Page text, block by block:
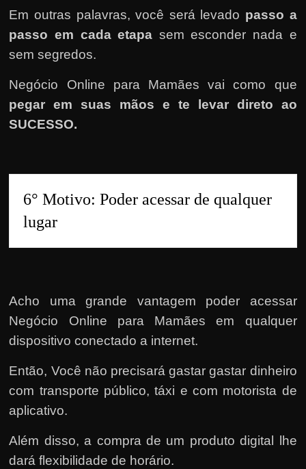
Em outras palavras, você será levado passo a
passo em cada etapa sem esconder nada e
sem segredos.
Negócio Online para Mamães vai como que
pegar em suas mãos e te levar direto ao
SUCESSO.
6° Motivo: Poder acessar de qualquer
lugar
Acho uma grande vantagem poder acessar
Negócio Online para Mamães em qualquer
dispositivo conectado a internet.
Então, Você não precisará gastar gastar dinheiro
com transporte público, táxi e com motorista de
aplicativo.
Além disso, a compra de um produto digital lhe
dará flexibilidade de horário.